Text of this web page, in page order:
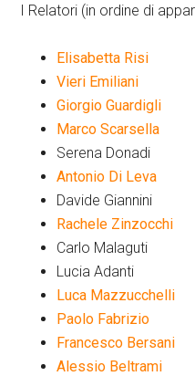
I Relatori (in ordine di
Elisabetta Risi
Vieri Emiliani
Giorgio Guardigli
Marco Scarsella
Serena Donadi
Antonio Di Leva
Davide Giannini
Rachele Zinzocchi
Carlo Malaguti
Lucia Adanti
Luca Mazzucchelli
Paolo Fabrizio
Francesco Bersani
Alessio Beltrami